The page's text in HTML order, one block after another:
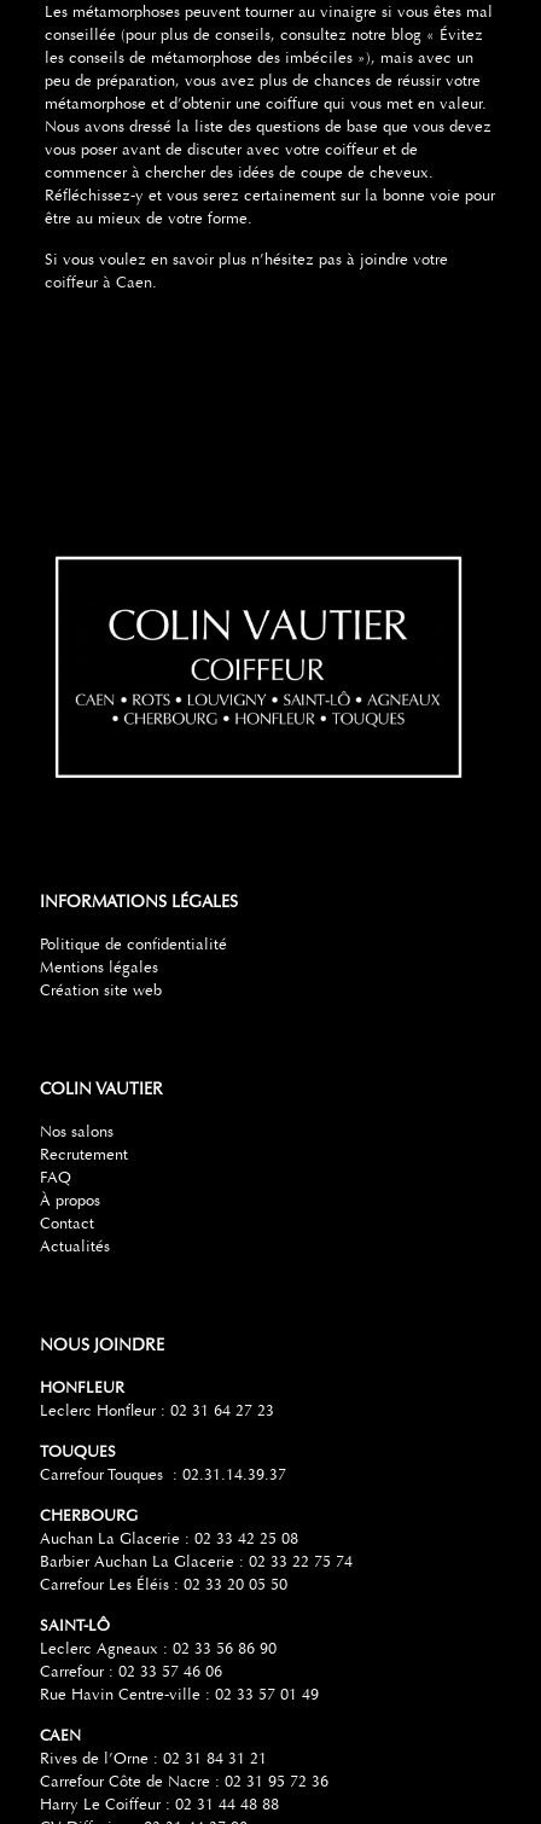
Les métamorphoses peuvent tourner au vinaigre si vous êtes mal
conseillée (pour plus de conseils, consultez notre blog « Évitez
les conseils de métamorphose des imbéciles »), mais avec un
peu de préparation, vous avez plus de chances de réussir votre
métamorphose et d’obtenir une coiffure qui vous met en valeur.
Nous avons dressé la liste des questions de base que vous devez
vous poser avant de discuter avec votre coiffeur et de
commencer à chercher des idées de coupe de cheveux.
Réfléchissez-y et vous serez certainement sur la bonne voie pour
être au mieux de votre forme.
Si vous voulez en savoir plus n’hésitez pas à joindre votre
coiffeur à Caen.
INFORMATIONS LÉGALES
Politique de confidentialité
Mentions légales
Création site web
COLIN VAUTIER
Nos salons
Recrutement
FAQ
À propos
Contact
Actualités
NOUS JOINDRE
HONFLEUR
Leclerc Honfleur : 02 31 64 27 23
TOUQUES
Carrefour Touques : 02.31.14.39.37
CHERBOURG
Auchan La Glacerie : 02 33 42 25 08
Barbier Auchan La Glacerie : 02 33 22 75 74
Carrefour Les Éléis : 02 33 20 05 50
SAINT-LÔ
Leclerc Agneaux : 02 33 56 86 90
Carrefour : 02 33 57 46 06
Rue Havin Centre-ville : 02 33 57 01 49
CAEN
Rives de l’Orne : 02 31 84 31 21
Carrefour Côte de Nacre : 02 31 95 72 36
Harry Le Coiffeur : 02 31 44 48 88